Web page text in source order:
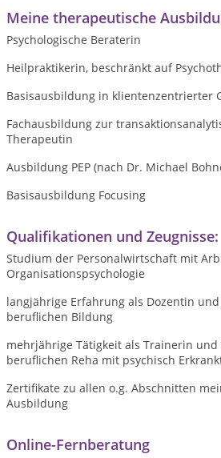
Meine therapeutische
Psychologische Beraterin
Heilpraktikerin, beschränkt auf
Basisausbildung in klientenzentrierter
Fachausbildung zur
Therapeutin
Ausbildung PEP (nach Dr. Michael
Basisausbildung Focusing
Qualifikationen und Zeugnisse:
Studium der Personalwirtschaft mit
Organisationspsychologie
langjährige Erfahrung als Dozentin
beruflichen Bildung
mehrjährige Tätigkeit als Trainerin und
beruflichen Reha mit psychisch
Zertifikate zu allen o.g. Abschnitten
Ausbildung
Online-Fernberatung